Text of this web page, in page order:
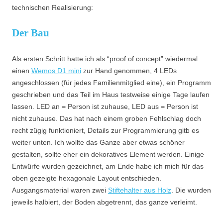
technischen Realisierung:
Der Bau
Als ersten Schritt hatte ich als “proof of concept” wiedermal
einen Wemos D1 mini zur Hand genommen, 4 LEDs
angeschlossen (für jedes Familienmitglied eine), ein Programm
geschrieben und das Teil im Haus testweise einige Tage laufen
lassen. LED an = Person ist zuhause, LED aus = Person ist
nicht zuhause. Das hat nach einem groben Fehlschlag doch
recht zügig funktioniert, Details zur Programmierung gitb es
weiter unten. Ich wollte das Ganze aber etwas schöner
gestalten, sollte eher ein dekoratives Element werden. Einige
Entwürfe wurden gezeichnet, am Ende habe ich mich für das
oben gezeigte hexagonale Layout entschieden.
Ausgangsmaterial waren zwei Stiftehalter aus Holz . Die wurden
jeweils halbiert, der Boden abgetrennt, das ganze verleimt.